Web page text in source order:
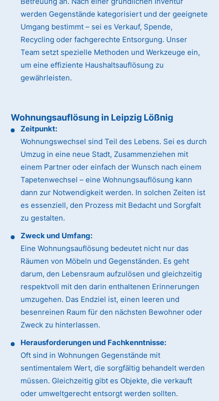
werden Gegenstände kategorisiert und der geeignete
Umgang bestimmt – sei es Verkauf, Spende,
Recycling oder fachgerechte Entsorgung. Unser
Team setzt spezielle Methoden und Werkzeuge ein,
um eine effiziente Haushaltsauflösung zu
gewährleisten.
Wohnungsauflösung in Leipzig Lößnig
Zeitpunkt:
Wohnungswechsel sind Teil des Lebens. Sei es durch
Umzug in eine neue Stadt, Zusammenziehen mit
einem Partner oder einfach der Wunsch nach einem
Tapetenwechsel – eine Wohnungsauflösung kann
dann zur Notwendigkeit werden. In solchen Zeiten ist
es essenziell, den Prozess mit Bedacht und Sorgfalt
zu gestalten.
Zweck und Umfang:
Eine Wohnungsauflösung bedeutet nicht nur das
Räumen von Möbeln und Gegenständen. Es geht
darum, den Lebensraum aufzulösen und gleichzeitig
respektvoll mit den darin enthaltenen Erinnerungen
umzugehen. Das Endziel ist, einen leeren und
besenreinen Raum für den nächsten Bewohner oder
Zweck zu hinterlassen.
Herausforderungen und Fachkenntnisse:
Oft sind in Wohnungen Gegenstände mit
sentimentalem Wert, die sorgfältig behandelt werden
müssen. Gleichzeitig gibt es Objekte, die verkauft
oder umweltgerecht entsorgt werden sollten.